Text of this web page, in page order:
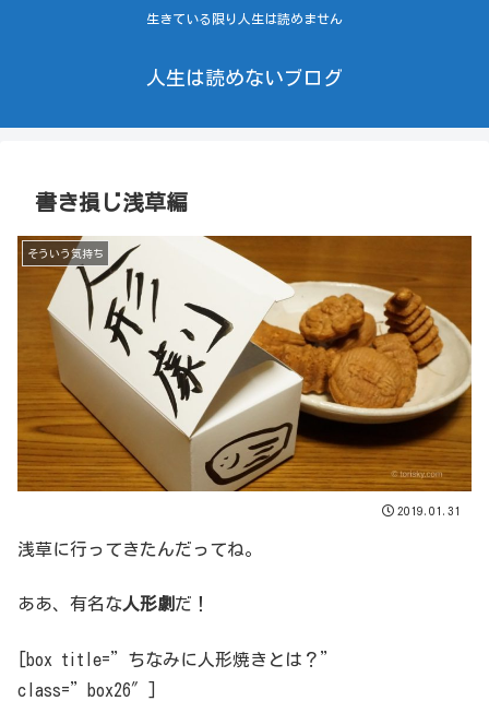
生きている限り人生は読めません
人生は読めないブログ
書き損じ浅草編
そういう気持ち
2019.01.31
浅草に行ってきたんだってね。
ああ、有名な人形劇 だ！
[box title=”ちなみに人形焼きとは？”
class=”box26″]